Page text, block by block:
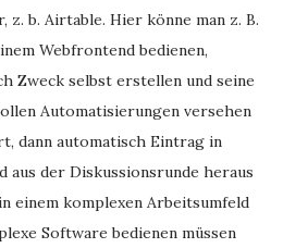
z. b. Airtable. Hier könne man z. B.
Webfrontend bedienen,
Zweck selbst erstellen und seine
Automatisierungen versehen
dann automatisch Eintrag in
aus der Diskussionsrunde heraus
einem komplexen Arbeitsumfeld
Software bedienen müssen